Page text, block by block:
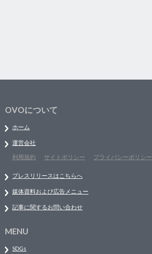
OVOについて
ホーム
運営会社
利用規約
サイトポリシー プライバシーポリシー
プレスリリースはこちらへ
媒体資料および広告メニュー
記事に関するお問い合わせ
MENU
SDGs